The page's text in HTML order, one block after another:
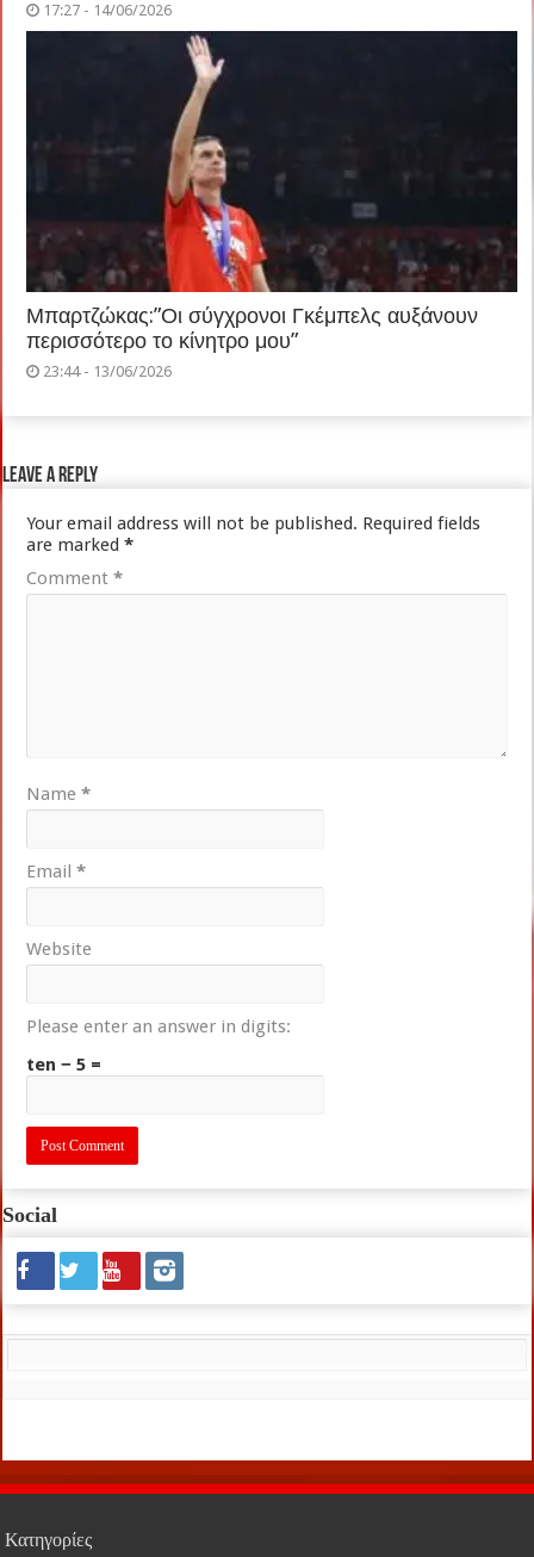
17:27 - 14/06/2026
Μπαρτζώκας:”Οι σύγχρονοι Γκέμπελς αυξάνουν
περισσότερο το κίνητρο μου”
23:44 - 13/06/2026
Leave a Reply
Your email address will not be published. Required fields
are marked*
Comment*
Name*
Email*
Website
Please enter an answer in digits:
ten − 5 =
Social
Κατηγορίες